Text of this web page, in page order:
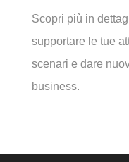
Scopri più in
supportare le tue
scenari e dare
business.